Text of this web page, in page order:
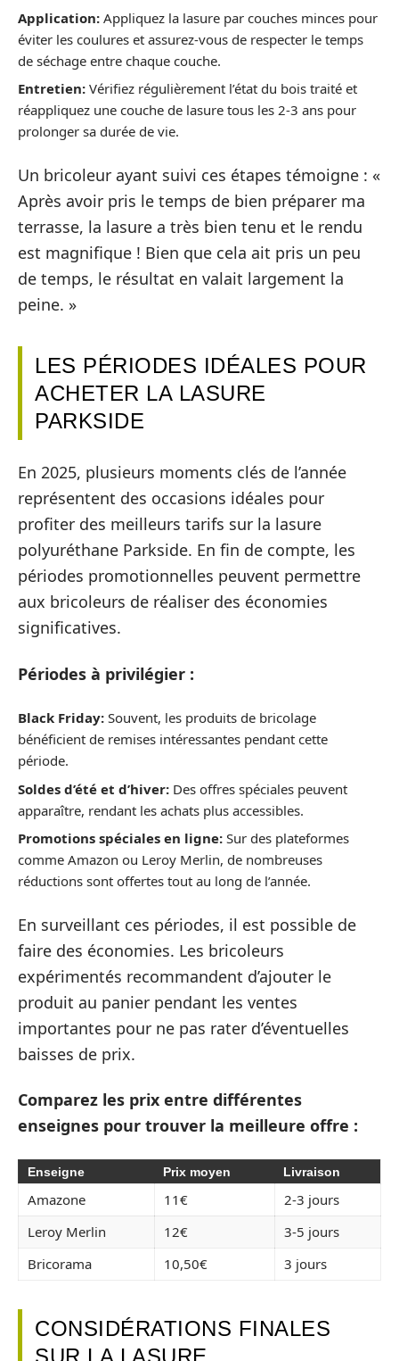
Application: Appliquez la lasure par couches minces pour
éviter les coulures et assurez-vous de respecter le temps
de séchage entre chaque couche.
Entretien: Vérifiez régulièrement l’état du bois traité et
réappliquez une couche de lasure tous les 2-3 ans pour
prolonger sa durée de vie.
Un bricoleur ayant suivi ces étapes témoigne : «
Après avoir pris le temps de bien préparer ma
terrasse, la lasure a très bien tenu et le rendu
est magnifique ! Bien que cela ait pris un peu
de temps, le résultat en valait largement la
peine. »
LES PÉRIODES IDÉALES POUR
ACHETER LA LASURE
PARKSIDE
En 2025, plusieurs moments clés de l’année
représentent des occasions idéales pour
profiter des meilleurs tarifs sur la lasure
polyuréthane Parkside. En fin de compte, les
périodes promotionnelles peuvent permettre
aux bricoleurs de réaliser des économies
significatives.
Périodes à privilégier :
Black Friday: Souvent, les produits de bricolage
bénéficient de remises intéressantes pendant cette
période.
Soldes d’été et d’hiver: Des offres spéciales peuvent
apparaître, rendant les achats plus accessibles.
Promotions spéciales en ligne: Sur des plateformes
comme Amazon ou Leroy Merlin, de nombreuses
réductions sont offertes tout au long de l’année.
En surveillant ces périodes, il est possible de
faire des économies. Les bricoleurs
expérimentés recommandent d’ajouter le
produit au panier pendant les ventes
importantes pour ne pas rater d’éventuelles
baisses de prix.
Comparez les prix entre différentes
enseignes pour trouver la meilleure offre :
Enseigne Prix moyen Livraison
Amazone 11€
2-3 jours
Leroy Merlin
12€
3-5 jours
Bricorama
10,50€ 3 jours
CONSIDÉRATIONS FINALES
SUR LA LASURE